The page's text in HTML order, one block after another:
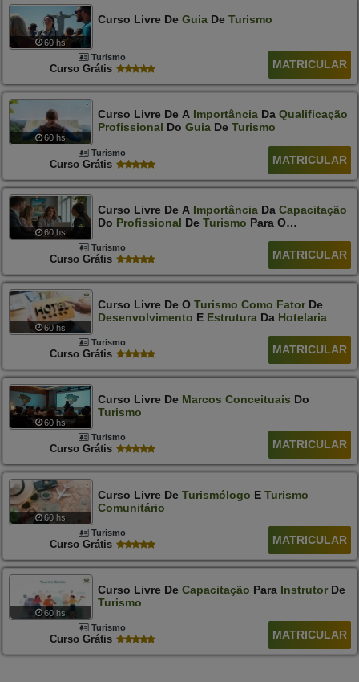
60 hs
Curso Livre De GuiaDe Turismo
Turismo
Curso Grátis MATRICULAR
60 hs
Curso Livre De A ImportânciaDa Qualificação
Profissional Do GuiaDe Turismo
Turismo
Curso Grátis MATRICULAR
60 hs
Curso Livre De A ImportânciaDa Capacitação
Do Profissional De Turismo Para O
Turismo
Curso Grátis MATRICULAR
60 hs
Curso Livre De O Turismo Como FatorDe
Desenvolvimento E EstruturaDa Hotelaria
Turismo
Curso Grátis MATRICULAR
60 hs
Curso Livre De Marcos Conceituais Do
Turismo
Turismo
Curso Grátis MATRICULAR
60 hs
Curso Livre De Turismólogo E Turismo
Comunitário
Turismo
Curso Grátis MATRICULAR
60 hs
Curso Livre De Capacitação Para InstrutorDe
Turismo
Turismo
Curso Grátis MATRICULAR